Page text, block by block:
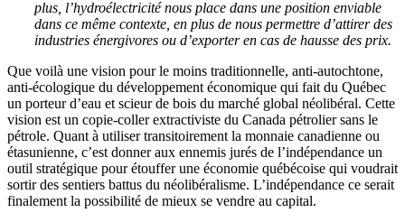
plus, l’hydroélectricité nous place dans une position enviable
dans ce même contexte, en plus de nous permettre d’attirer des
industries énergivores ou d’exporter en cas de hausse des prix.
Que voilà une vision pour le moins traditionnelle, anti-autochtone,
anti-écologique du développement économique qui fait du Québec
un porteur d’eau et scieur de bois du marché global néolibéral. Cette
vision est un copie-coller extractiviste du Canada pétrolier sans le
pétrole. Quant à utiliser transitoirement la monnaie canadienne ou
étasunienne, c’est donner aux ennemis jurés de l’indépendance un
outil stratégique pour étouffer une économie québécoise qui voudrait
sortir des sentiers battus du néolibéralisme. L’indépendance ce serait
finalement la possibilité de mieux se vendre au capital.